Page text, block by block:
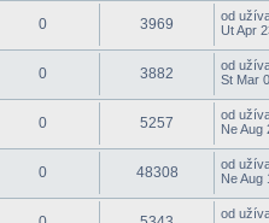
0 3969 od
Ut Apr
0 3882 od
St Mar
0 5257 od
Ne Aug
0 48308 od
Ne Aug
od